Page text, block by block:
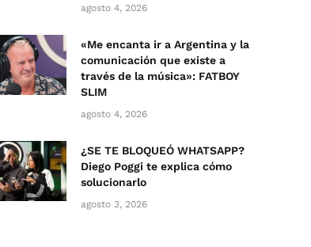
agosto 4, 2026
«Me encanta ir a Argentina y la
comunicación que existe a
través de la música»: FATBOY
SLIM
agosto 4, 2026
¿SE TE BLOQUEÓ WHATSAPP?
Diego Poggi te explica cómo
solucionarlo
agosto 3, 2026